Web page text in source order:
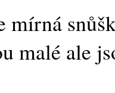
mírná
malé ale